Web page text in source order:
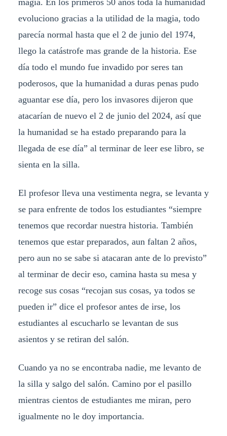
magia. En los primeros 50 años toda la humanidad
evoluciono gracias a la utilidad de la magia, todo
parecía normal hasta que el 2 de junio del 1974,
llego la catástrofe mas grande de la historia. Ese
día todo el mundo fue invadido por seres tan
poderosos, que la humanidad a duras penas pudo
aguantar ese día, pero los invasores dijeron que
atacarían de nuevo el 2 de junio del 2024, así que
la humanidad se ha estado preparando para la
llegada de ese día” al terminar de leer ese libro, se
sienta en la silla.
El profesor lleva una vestimenta negra, se levanta y
se para enfrente de todos los estudiantes “siempre
tenemos que recordar nuestra historia. También
tenemos que estar preparados, aun faltan 2 años,
pero aun no se sabe si atacaran ante de lo previsto”
al terminar de decir eso, camina hasta su mesa y
recoge sus cosas “recojan sus cosas, ya todos se
pueden ir” dice el profesor antes de irse, los
estudiantes al escucharlo se levantan de sus
asientos y se retiran del salón.
Cuando ya no se encontraba nadie, me levanto de
la silla y salgo del salón. Camino por el pasillo
mientras cientos de estudiantes me miran, pero
igualmente no le doy importancia.